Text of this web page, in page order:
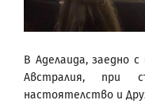
В Аделаида, заедно
Австралия, при
настоятелство и